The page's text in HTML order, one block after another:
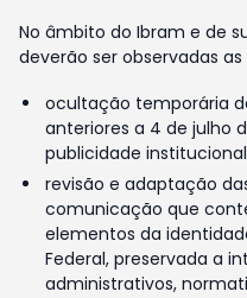
No âmbito do Ibram e de
deverão ser observadas
ocultação temporária
anteriores a 4 de julho
publicidade
revisão e adaptação
comunicação que
elementos da
Federal, preservada a
administrativos,